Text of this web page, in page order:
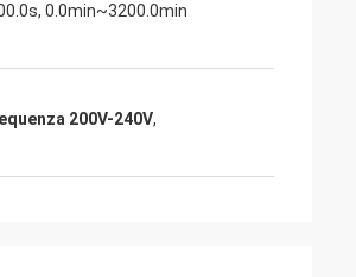
0.0min~3200.0min
200V-240V,